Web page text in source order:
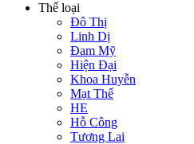
Thể loại
Đô Thị
Linh Dị
Đam Mỹ
Hiện Đại
Khoa Huyễn
Mạt Thế
HE
Hỗ Công
Tương Lai